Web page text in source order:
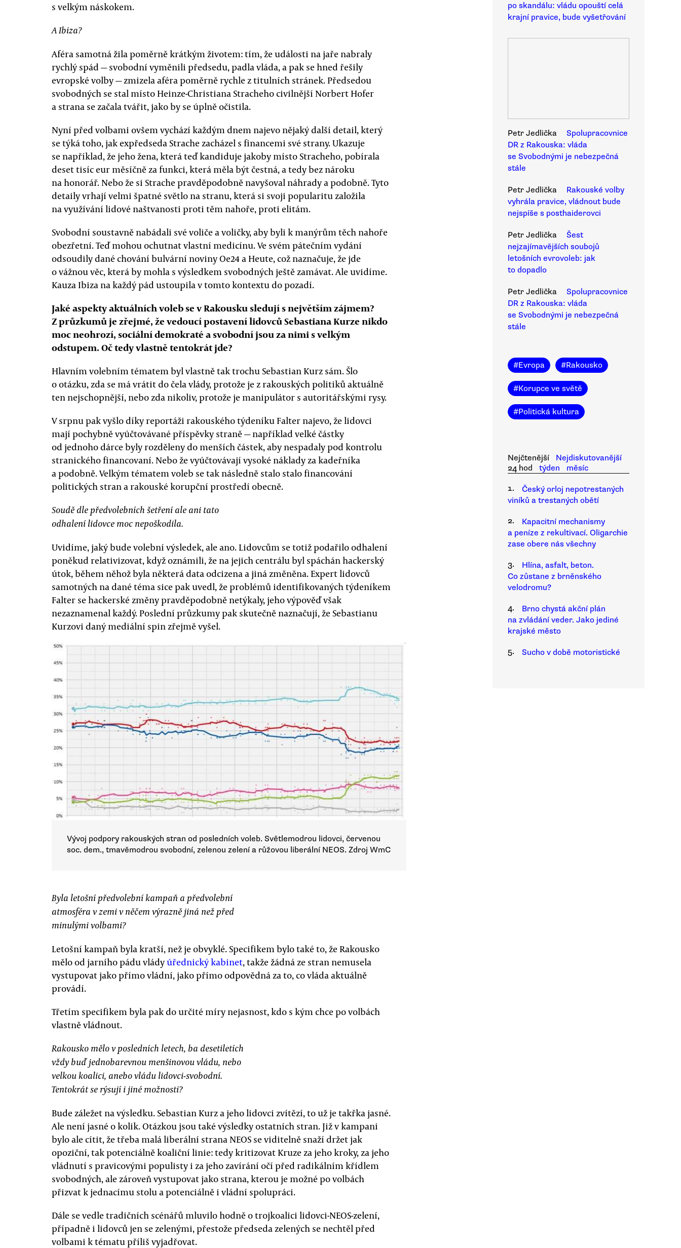
s velkým náskokem.
A Ibiza?
Aféra samotná žila poměrně krátkým životem: tím, že události na jaře nabraly
rychlý spád — svobodní vyměnili předsedu, padla vláda, a pak se hned řešily
evropské volby — zmizela aféra poměrně rychle z titulních stránek. Předsedou
svobodných se stal místo Heinze-Christiana Stracheho civilnější Norbert Hofer
a strana se začala tvářit, jako by se úplně očistila.
Nyní před volbami ovšem vychází každým dnem najevo nějaký další detail, který
se týká toho, jak expředseda Strache zacházel s financemi své strany. Ukazuje
se například, že jeho žena, která teď kandiduje jakoby místo Stracheho, pobírala
deset tisíc eur měsíčně za funkci, která měla být čestná, a tedy bez nároku
na honorář. Nebo že si Strache pravděpodobně navyšoval náhrady a podobně. Tyto
detaily vrhají velmi špatné světlo na stranu, která si svoji popularitu založila
na využívání lidové naštvanosti proti těm nahoře, proti elitám.
Svobodní soustavně nabádali své voliče a voličky, aby byli k manýrům těch nahoře
obezřetní. Teď mohou ochutnat vlastní medicínu. Ve svém pátečním vydání
odsoudily dané chování bulvární noviny Oe24 a Heute, což naznačuje, že jde
o vážnou věc, která by mohla s výsledkem svobodných ještě zamávat. Ale uvidíme.
Kauza Ibiza na každý pád ustoupila v tomto kontextu do pozadí.
Jaké aspekty aktuálních voleb se v Rakousku sledují s největším zájmem?
Z průzkumů je zřejmé, že vedoucí postavení lidovců Sebastiana Kurze nikdo
moc neohrozí, sociální demokraté a svobodní jsou za nimi s velkým
odstupem. Oč tedy vlastně tentokrát jde?
Hlavním volebním tématem byl vlastně tak trochu Sebastian Kurz sám. Šlo
o otázku, zda se má vrátit do čela vlády, protože je z rakouských politiků aktuálně
ten nejschopnější, nebo zda nikoliv, protože je manipulátor s autoritářskými rysy.
V srpnu pak vyšlo díky reportáži rakouského týdeníku Falter najevo, že lidovci
mají pochybně vyúčtovávané příspěvky straně — například velké částky
od jednoho dárce byly rozděleny do menších částek, aby nespadaly pod kontrolu
stranického financovaní. Nebo že vyúčtovávají vysoké náklady za kadeřníka
a podobně. Velkým tématem voleb se tak následně stalo stalo financování
politických stran a rakouské korupční prostředí obecně.
Soudě dle předvolebních šetření ale ani tato
odhalení lidovce moc nepoškodila.
Uvidíme, jaký bude volební výsledek, ale ano. Lidovcům se totiž podařilo odhalení
poněkud relativizovat, když oznámili, že na jejich centrálu byl spáchán hackerský
útok, během něhož byla některá data odcizena a jiná změněna. Expert lidovců
samotných na dané téma sice pak uvedl, že problémů identifikovaných týdeníkem
Falter se hackerské změny pravděpodobně netýkaly, jeho výpověď však
nezaznamenal každý. Poslední průzkumy pak skutečně naznačují, že Sebastianu
Kurzovi daný mediální spin zřejmě vyšel.
Vývoj podpory rakouských stran od posledních voleb. Světlemodrou lidovci, červenou
soc. dem., tmavěmodrou svobodní, zelenou zelení a růžovou liberální NEOS. Zdroj WmC
Byla letošní předvolební kampaň a předvolební
atmosféra v zemi v něčem výrazně jiná než před
minulými volbami?
Letošní kampaň byla kratší, než je obvyklé. Specifikem bylo také to, že Rakousko
mělo od jarního pádu vládyúřednický kabinet, takže žádná ze stran nemusela
vystupovat jako přímo vládní, jako přímo odpovědná za to, co vláda aktuálně
provádí.
Třetím specifikem byla pak do určité míry nejasnost, kdo s kým chce po volbách
vlastně vládnout.
Rakousko mělo v posledních letech, ba desetiletích
vždy buď jednobarevnou menšinovou vládu, nebo
velkou koalici, anebo vládu lidovci-svobodní.
Tentokrát se rýsují i jiné možnosti?
Bude záležet na výsledku. Sebastian Kurz a jeho lidovci zvítězí, to už je takřka jasné.
Ale není jasné o kolik. Otázkou jsou také výsledky ostatních stran. Již v kampani
bylo ale cítit, že třeba malá liberální strana NEOS se viditelně snaží držet jak
opoziční, tak potenciálně koaliční linie: tedy kritizovat Kruze za jeho kroky, za jeho
vládnutí s pravicovými populisty i za jeho zavírání očí před radikálním křídlem
svobodných, ale zároveň vystupovat jako strana, kterou je možné po volbách
přizvat k jednacímu stolu a potenciálně i vládní spolupráci.
Dále se vedle tradičních scénářů mluvilo hodně o trojkoalici lidovci-NEOS-zelení,
případně i lidovců jen se zelenými, přestože předseda zelených se nechtěl před
volbami k tématu příliš vyjadřovat.
po skandálu: vládu opouští celá
krajní pravice, bude vyšetřování
Petr Jedlička
Spolupracovnice
DR z Rakouska: vláda
se Svobodnými je nebezpečná
stále
Petr Jedlička
Rakouské volby
vyhrála pravice, vládnout bude
nejspíše s posthaiderovci
Petr Jedlička
Šest
nejzajímavějších soubojů
letošních evrovoleb: jak
to dopadlo
Petr Jedlička
Spolupracovnice
DR z Rakouska: vláda
se Svobodnými je nebezpečná
stále
#Evropa #Rakousko
#Korupce ve světě
#Politická kultura
Nejčtenější
Nejdiskutovanější
24 hod
týden
měsíc
1.
Český orloj nepotrestaných
viníků a trestaných obětí
2.
Kapacitní mechanismy
a peníze z rekultivací. Oligarchie
zase obere nás všechny
3.
Hlína, asfalt, beton.
Co zůstane z brněnského
velodromu?
4.
Brno chystá akční plán
na zvládání veder. Jako jediné
krajské město
5.
Sucho v době motoristické